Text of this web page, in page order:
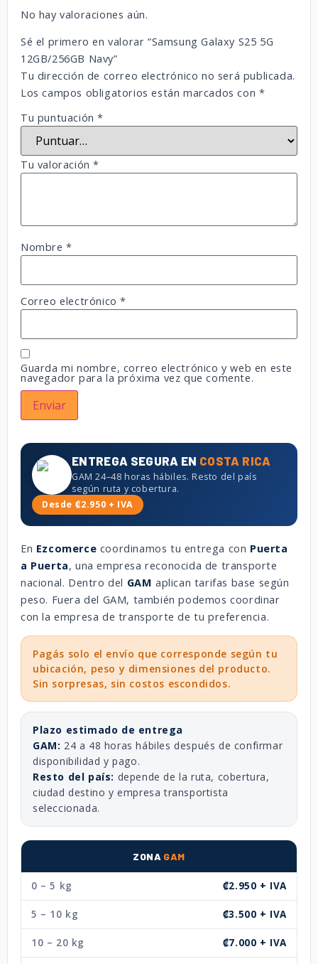
No hay valoraciones aún.
Sé el primero en valorar “Samsung Galaxy S25 5G
12GB/256GB Navy”
Tu dirección de correo electrónico no será publicada.
Los campos obligatorios están marcados con *
Tu puntuación*
Tu valoración*
Nombre*
Correo electrónico*
Guarda mi nombre, correo electrónico y web en este
navegador para la próxima vez que comente.
ENTREGA SEGURA EN COSTA RICA
GAM 24–48 horas hábiles. Resto del país
según ruta y cobertura.
Desde ₡2.950 + IVA
En Ezcomerce coordinamos tu entrega con Puerta
a Puerta, una empresa reconocida de transporte
nacional. Dentro del GAM aplican tarifas base según
peso. Fuera del GAM, también podemos coordinar
con la empresa de transporte de tu preferencia.
Pagás solo el envío que corresponde según tu
ubicación, peso y dimensiones del producto.
Sin sorpresas, sin costos escondidos.
Plazo estimado de entrega
GAM: 24 a 48 horas hábiles después de confirmar
disponibilidad y pago.
Resto del país: depende de la ruta, cobertura,
ciudad destino y empresa transportista
seleccionada.
ZONA GAM
0 – 5 kg ₡2.950 + IVA
5 – 10 kg ₡3.500 + IVA
10 – 20 kg ₡7.000 + IVA